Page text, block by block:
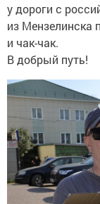
у дороги с
из Мензелинска
и чак-чак.
В добрый путь!